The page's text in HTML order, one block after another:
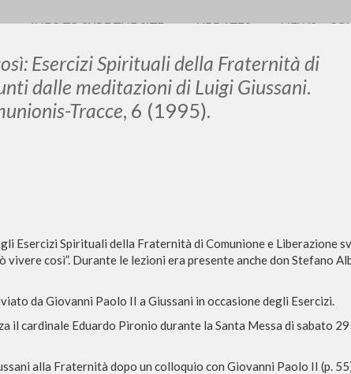
Esercizi Spirituali della Fraternità di
dalle meditazioni di Luigi Giussani.
Tracce, 6 (1995).
Esercizi Spirituali della Fraternità di Comunione e Liberazione
vivere così”. Durante le lezioni era presente anche don Stefano
da Giovanni Paolo II a Giussani in occasione degli Esercizi.
il cardinale Eduardo Pironio durante la Santa Messa di sabato 29
alla Fraternità dopo un colloquio con Giovanni Paolo II (p.
INFO TO SURF THE SITE UPDATESANDNEWS